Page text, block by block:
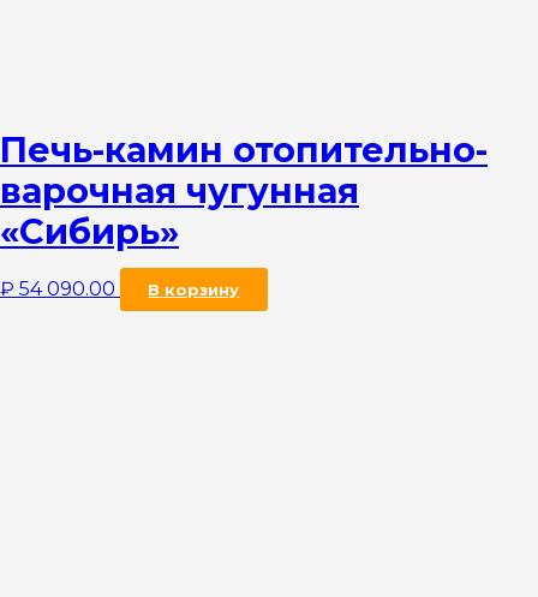
Печь-камин отопительно-
варочная чугунная
«Сибирь»
₽ 54 090.00 В корзину